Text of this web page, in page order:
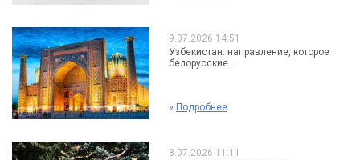
9.07.2026 14:51
Узбекистан: направление, которое
белорусские...
» Подробнее
8.07.2026 11:11